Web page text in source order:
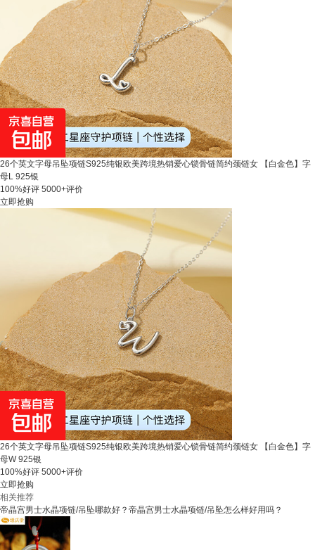
26个英文字母吊坠项链S925纯银欧美跨境热销爱心锁骨链简约颈链女 【白金色】字
母L 925银
100%好评 5000+评价
立即抢购
26个英文字母吊坠项链S925纯银欧美跨境热销爱心锁骨链简约颈链女 【白金色】字
母W 925银
100%好评 5000+评价
立即抢购
相关推荐
帝晶宫男士水晶项链/吊坠哪款好？帝晶宫男士水晶项链/吊坠怎么样好用吗？